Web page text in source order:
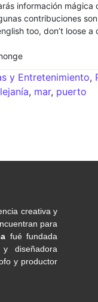
información
contribuciones
too, don’t loose
y Entretenimiento,
lejanía, mar, puerto
creativa y
para
fué fundada
diseñadora
y productor